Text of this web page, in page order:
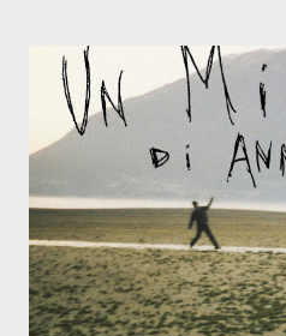
Dicevamo. Ed è da qui che il
musicale, con " Che ora è" ,
moglie, del senso di sconfitta e
giusta condizione di
è, di questa estate che...". E' raro
cover, ma...